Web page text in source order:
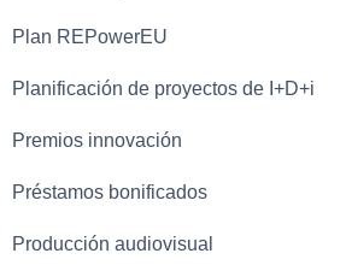
Plan REPowerEU
Planificación de proyectos de I+D+i
Premios innovación
Préstamos bonificados
Producción audiovisual